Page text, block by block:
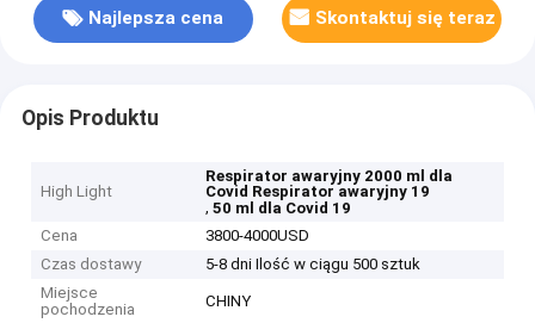
Najlepsza cena Skontaktuj się teraz
Opis Produktu
High Light
Respirator awaryjny 2000 ml dla
Covid Respirator awaryjny 19
,50 ml dla Covid 19
Cena
3800-4000USD
Czas dostawy
5-8 dni Ilość w ciągu 500 sztuk
Miejsce
pochodzenia
CHINY